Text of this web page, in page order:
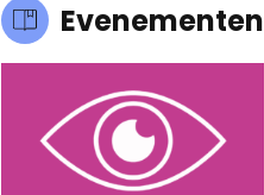
Evenementen